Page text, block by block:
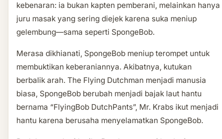
kebenaran: ia bukan kapten pemberani, melainkan hanya
juru masak yang sering diejek karena suka meniup
gelembung—sama seperti SpongeBob.
Merasa dikhianati, SpongeBob meniup terompet untuk
membuktikan keberaniannya. Akibatnya, kutukan
berbalik arah. The Flying Dutchman menjadi manusia
biasa, SpongeBob berubah menjadi bajak laut hantu
bernama “FlyingBob DutchPants”, Mr. Krabs ikut menjadi
hantu karena berusaha menyelamatkan SpongeBob.